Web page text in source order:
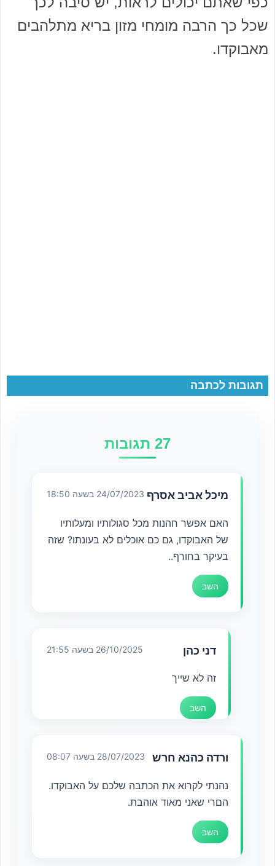
שכל כך הרבה מומחי מזון בריא מתלהבים
מאבוקדו.
תגובות לכתבה
27 תגובות
מיכל אביב אסרף 24/07/2023 בשעה 18:50
האם אפשר חהנות מכל סגולותיו ומעלותיו
של האבוקדו, גם כם אוכלים לא בעונתו? שזה
בעיקר בחורף..
השב
דני כהן 26/10/2025 בשעה 21:55
זה לא שייך
השב
ורדה כהנא חרש 28/07/2023 בשעה 08:07
נהנתי לקרוא את הכתבה שלכם על האבוקדו.
הםרי שאני מאוד אוהבת.
השב